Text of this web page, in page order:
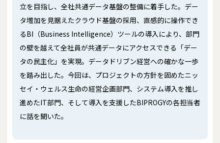
立を目指し、全社共通データ基盤の整備に着手した。デー
タ増加を見据えたクラウド基盤の採用、直感的に操作でき
るBI（Business Intelligence）ツールの導入により、部門
の壁を越えて全社員が共通データにアクセスできる「デー
タの民主化」を実現。データドリブン経営への確かな一歩
を踏み出した。今回は、プロジェクトの方針を固めたニッ
セイ・ウェルス生命の経営企画部門、システム導入を推し
進めたIT部門、そして導入を支援したBIPROGYの各担当者
に話を聞いた。